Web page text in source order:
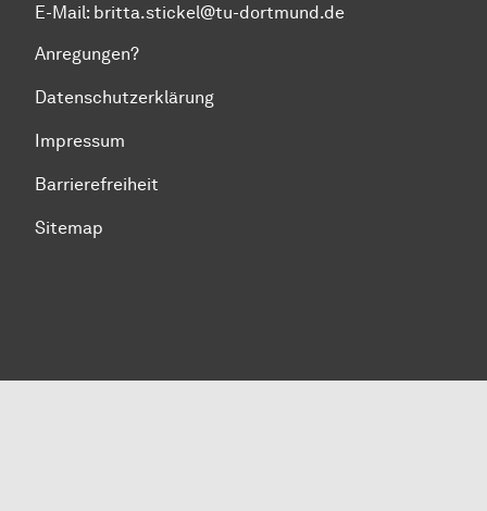
E-Mail: britta.stickel@tu-dortmund.de
Anregungen?
Datenschutzerklärung
Impressum
Barrierefreiheit
Sitemap